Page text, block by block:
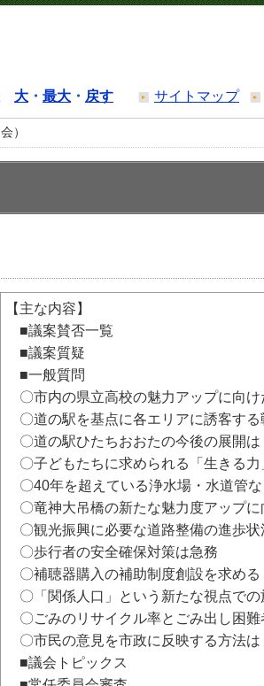
大 ・ 最大 ・ 戻す サイトマップ
）
【主な内容】
■議案賛否一覧
■議案質疑
■一般質問
〇市内の県立高校の魅力アップに向け
〇道の駅を基点に各エリアに誘客する
〇道の駅ひたちおおたの今後の展開は
〇子どもたちに求められる「生きる力
〇40年を超えている浄水場・水道管
〇竜神大吊橋の新たな魅力度アップに
〇観光振興に必要な道路整備の進歩状
〇歩行者の安全確保対策は急務
〇補聴器購入の補助制度創設を求める
〇「関係人口」という新たな視点での
〇ごみのリサイクル率とごみ出し困難
〇市民の意見を市政に反映する方法は
■議会トピックス